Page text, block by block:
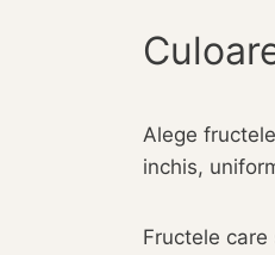
Alege
inchis,
Fructele